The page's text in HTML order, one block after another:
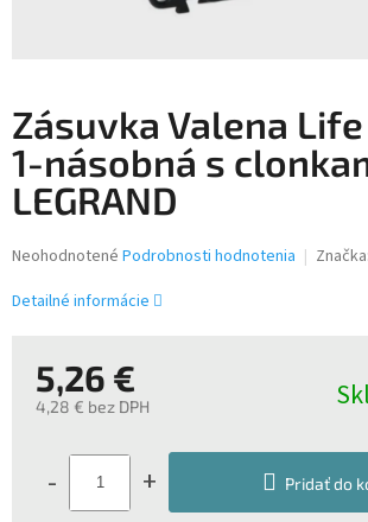
Zásuvka Valena
1-násobná s
LEGRAND
Priemerné
produktu
hviezdičiek.
Neohodnotené Podrobnosti hodnotenia Značka:
Detailné informácie
5,26 €
4,28 € bez DPH
cena:
- + Pridať do